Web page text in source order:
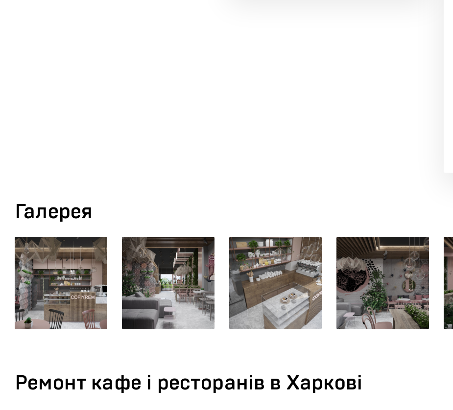
Галерея
Ремонт кафе і ресторанів в Харкові